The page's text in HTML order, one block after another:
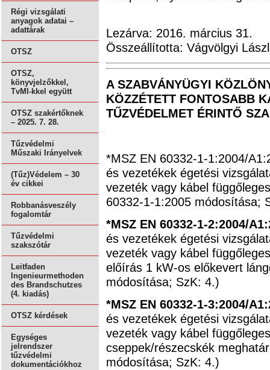
Régi vizsgálati
anyagok adatai –
adattárak
OTSZ
OTSZ,
könyvjelzőkkel,
TvMI-kkel együtt
OTSZ szakértőknek
– 2025. 7. 28.
Tűzvédelmi
Műszaki Irányelvek
(Tűz)Védelem – 30
év cikkei
Robbanásveszély
fogalomtár
Tűzvédelmi
szakszótár
Leitfaden
Ingenieurmethoden
des Brandschutzes
(4. kiadás)
OTSZ kérdések
Egységes
jelrendszer
tűzvédelmi
dokumentációkhoz
Lezárva: 2016. március 31.
Összeállította: Vágvölgyi
A SZABVÁNYÜGYI
KÖZZÉTETT FONTOSABB
TŰZVÉDELMET ÉRINTŐ
*MSZ EN 60332-1-1:2004/
és vezetékek égetési
vezeték vagy kábel
60332-1-1:2005 módosítása;
*MSZ EN 60332-1-2:2004/
és vezetékek égetési
vezeték vagy kábel
előírás 1 kW-os előkevert
módosítása; SzK: 4.)
*MSZ EN 60332-1-3:2004/
és vezetékek égetési
vezeték vagy kábel
cseppek/részecskék
módosítása; SzK: 4.)